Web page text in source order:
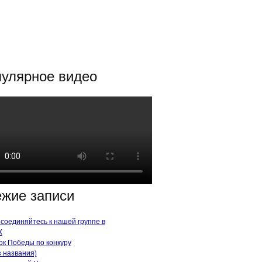
видео
записи
к нашей группе в
Победы по конкуру
названия)